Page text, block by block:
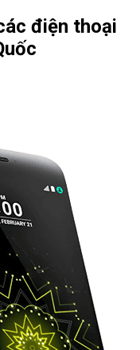
điện thoại